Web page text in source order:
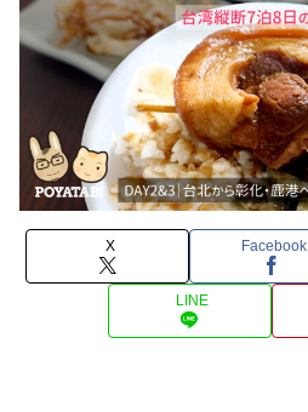
X Facebook
LINE